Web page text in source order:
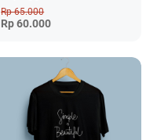
Rp 65.000
Rp 60.000